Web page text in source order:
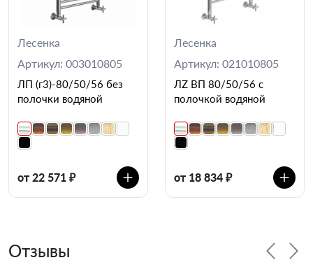
Лесенка
Артикул: 003010805
ЛП (г3)-80/50/56 без
полочки водяной
от 22 571 ₽
Лесенка
Артикул: 021010805
ЛZ ВП 80/50/56 с
полочкой водяной
от 18 834 ₽
Отзывы